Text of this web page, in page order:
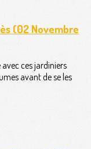
(02 Novembre
ces jardiniers
avant de se les